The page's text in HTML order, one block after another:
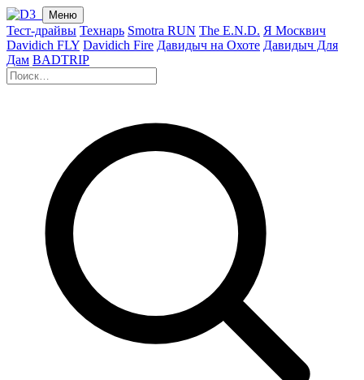
Меню
Тест-драйвы Технарь Smotra RUN The E.N.D. Я Москвич
Davidich FLY Davidich Fire Давидыч на Охоте Давидыч Для
Дам BADTRIP